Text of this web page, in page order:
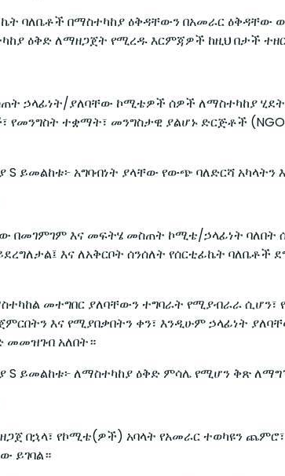
ባለቤቶች በማስተካከያ ዕቅዳቸውን በአመራር
ዕቅድ ለማዘጋጀት የሚረዱ እርምጃዎች ከዚህ በታች
ኃላፊነት/ያለባቸው ኮሚቴዎች ሰዎች ለማስተካከያ
የመንግስት ተቋማት፣ መንግስታዊ ያልሆኑ ድርጅቶች
S ይመልከቱ፦ አግባብነት ያላቸው የውጭ ባለድርሻ
በመገምገም እና መፍትሄ መስጠት ኮሚቴ/ኃላፊነት ባለበት
እና ለአቅርቦት ሰንሰለት የሰርቲፊኬት
መተግበር ያለባቸውን ተግባራት የሚያብራራ ሲሆን፣
እና የሚያበቃበትን ቀን፣ እንዲሁም ኃላፊነት
መመዝገብ አለበት።
S ይመልከቱ፦ ለማስተካከያ ዕቅድ ምሳሌ የሚሆን ቅጽ
በኋላ፣ የኮሚቴ(ዎች) አባላት የአመራር ተወካዩን
ይገባል።